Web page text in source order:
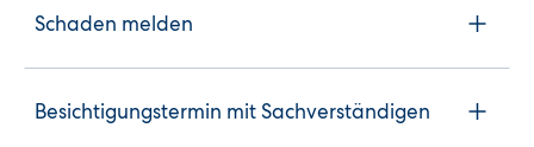
Schaden melden
Besichtigungstermin mit Sachverständigen